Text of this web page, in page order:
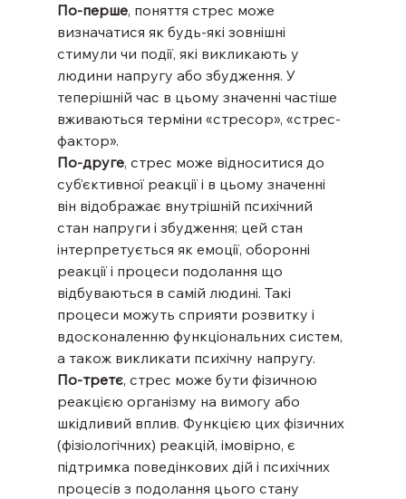
По-перше, поняття стрес може
визначатися як будь-які зовнішні
стимули чи події, які викликають у
людини напругу або збудження. У
теперішній час в цьому значенні частіше
вживаються терміни «стресор», «стрес-
фактор».
По-друге, стрес може відноситися до
суб’єктивної реакції і в цьому значенні
він відображає внутрішній психічний
стан напруги і збудження; цей стан
інтерпретується як емоції, оборонні
реакції і процеси подолання що
відбуваються в самій людині. Такі
процеси можуть сприяти розвитку і
вдосконаленню функціональних систем,
а також викликати психічну напругу.
По-третє, стрес може бути фізичною
реакцією організму на вимогу або
шкідливий вплив. Функцією цих фізичних
(фізіологічних) реакцій, імовірно, є
підтримка поведінкових дій і психічних
процесів з подолання цього стану